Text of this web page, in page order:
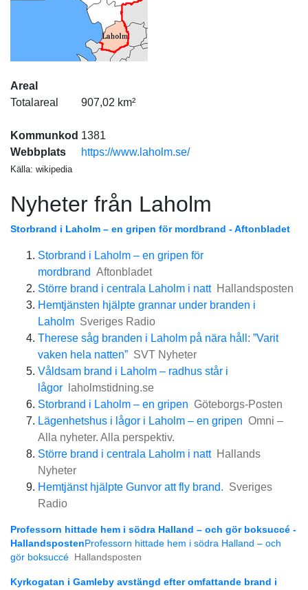
Areal
Totalareal
907,02 km²
Kommunkod 1381
Webbplats
https://www.laholm.se/
Källa: wikipedia
Nyheter från Laholm
Storbrand i Laholm – en gripen för mordbrand - Aftonbladet
Storbrand i Laholm – en gripen för
mordbrand Aftonbladet
Större brand i centrala Laholm i natt Hallandsposten
Hemtjänsten hjälpte grannar under branden i
Laholm Sveriges Radio
Therese såg branden i Laholm på nära håll: ”Varit
vaken hela natten” SVT Nyheter
Våldsam brand i Laholm – radhus står i
lågor
laholmstidning.se
Storbrand i Laholm – en gripen Göteborgs-Posten
Lägenhetshus i lågor i Laholm – en gripen Omni –
Alla nyheter. Alla perspektiv.
Större brand i centrala Laholm i natt Hallands
Nyheter
Hemtjänst hjälpte Gunvor att fly brand. Sveriges
Radio
Professorn hittade hem i södra Halland – och gör boksuccé -
Hallandsposten Professorn hittade hem i södra Halland – och
gör boksuccé
Hallandsposten
Kyrkogatan i Gamleby avstängd efter omfattande brand i